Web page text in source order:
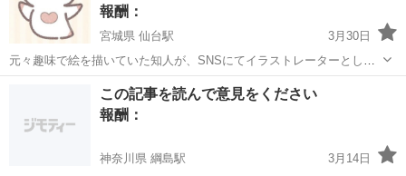
報酬：
宮城県 仙台駅
3月30日
元々趣味で絵を描いていた知人が、SNSにてイラストレーターとして
活動を始めたのですが、販売方法等、ノウハウが全く分からず悩んで
いるようなのです💦 どなたかその道に詳しい方、アドバイス頂けない
でしょうか⁇ 現役絵描きの方、経験...
仙台駅 手伝って/助けて イラストレーター
この記事を読んで意見をください
報酬：
神奈川県 綱島駅
3月14日